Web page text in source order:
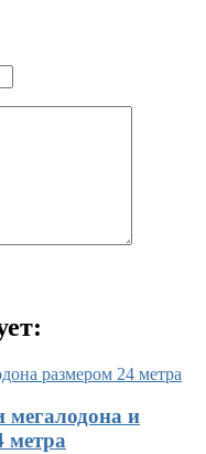
и
метра